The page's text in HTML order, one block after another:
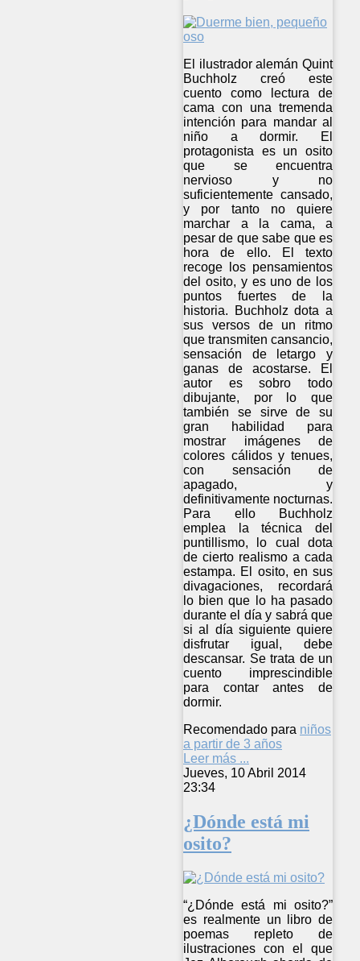
El ilustrador alemán Quint
Buchholz creó este
cuento como lectura de
cama con una tremenda
intención para mandar al
niño a dormir. El
protagonista es un osito
que se encuentra
nervioso y no
suficientemente cansado,
y por tanto no quiere
marchar a la cama, a
pesar de que sabe que es
hora de ello. El texto
recoge los pensamientos
del osito, y es uno de los
puntos fuertes de la
historia. Buchholz dota a
sus versos de un ritmo
que transmiten cansancio,
sensación de letargo y
ganas de acostarse. El
autor es sobro todo
dibujante, por lo que
también se sirve de su
gran habilidad para
mostrar imágenes de
colores cálidos y tenues,
con sensación de
apagado, y
definitivamente nocturnas.
Para ello Buchholz
emplea la técnica del
puntillismo, lo cual dota
de cierto realismo a cada
estampa. El osito, en sus
divagaciones, recordará
lo bien que lo ha pasado
durante el día y sabrá que
si al día siguiente quiere
disfrutar igual, debe
descansar. Se trata de un
cuento imprescindible
para contar antes de
dormir.
Recomendado para niños
a partir de 3 años
Leer más ...
Jueves, 10 Abril 2014
23:34
¿Dónde está mi
osito?
“¿Dónde está mi osito?”
es realmente un libro de
poemas repleto de
ilustraciones con el que